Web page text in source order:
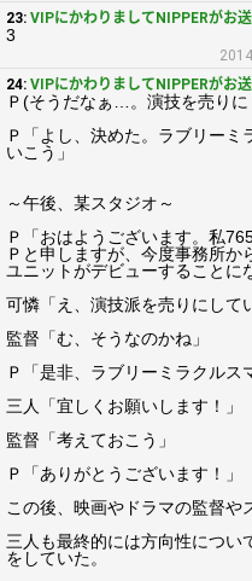
23: VIPにかわりましてNIPPERがお
3
24: VIPにかわりましてNIPPERがお
Ｐ(そうだなぁ…。演技を売り
Ｐ「よし、決めた。ラブリー
いこう」
～午後、某スタジオ～
Ｐ「おはようございます。私
Ｐと申しますが、今度事務所か
ユニットがデビューすることに
可憐「え、演技派を売りにして
監督「む、そうなのかね」
Ｐ「是非、ラブリーミラクルス
三人「宜しくお願いします！」
監督「考えておこう」
Ｐ「ありがとうございます！」
この後、映画やドラマの監督や
三人も最終的には方向性につい
をしていた。